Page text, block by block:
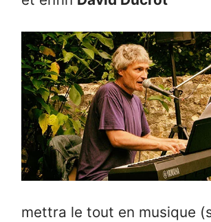
mettra le tout en musique